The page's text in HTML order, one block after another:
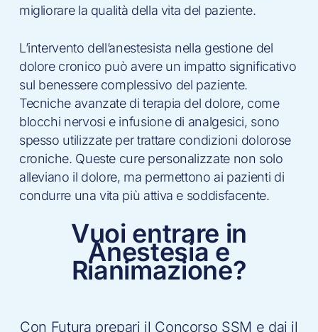
migliorare la qualità della vita del paziente.
L’intervento dell’anestesista nella gestione del
dolore cronico può avere un impatto significativo
sul benessere complessivo del paziente.
Tecniche avanzate di terapia del dolore, come
blocchi nervosi e infusione di analgesici, sono
spesso utilizzate per trattare condizioni dolorose
croniche. Queste cure personalizzate non solo
alleviano il dolore, ma permettono ai pazienti di
condurre una vita più attiva e soddisfacente.
Vuoi entrare in
Anestesia e
Rianimazione?
Con Futura prepari il Concorso SSM e dai il